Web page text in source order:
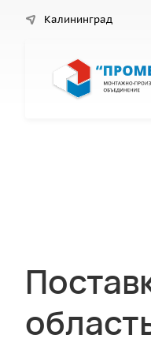
Калининград